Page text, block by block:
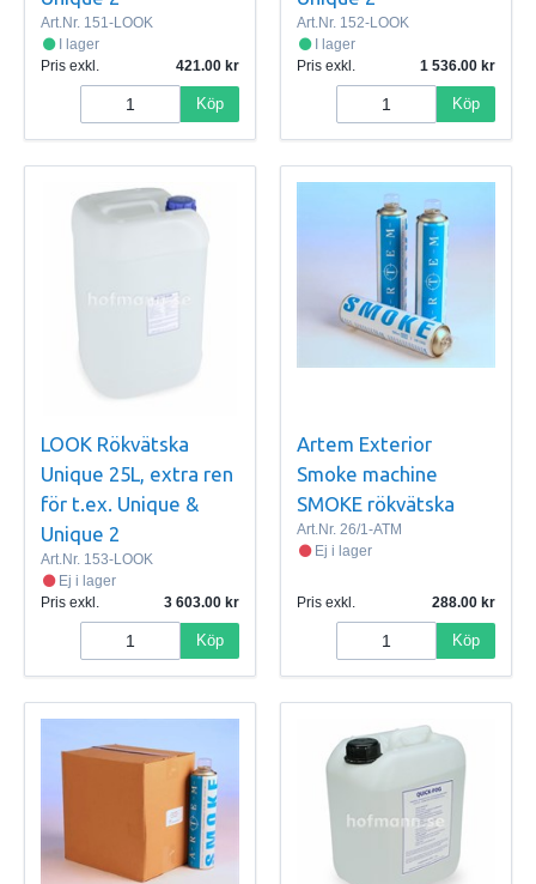
Art.Nr. 151-LOOK
I lager
Pris exkl.
421.00
Köp
Art.Nr. 152-LOOK
I lager
Pris exkl.
1 536.00
Köp
LOOK Rökvätska
Unique 25L, extra ren
för t.ex. Unique &
Unique 2
Art.Nr. 153-LOOK
Ej i lager
Pris exkl.
3 603.00
Köp
Artem Exterior
Smoke machine
SMOKE rökvätska
Art.Nr. 26/1-ATM
Ej i lager
Pris exkl. 288.00
Köp